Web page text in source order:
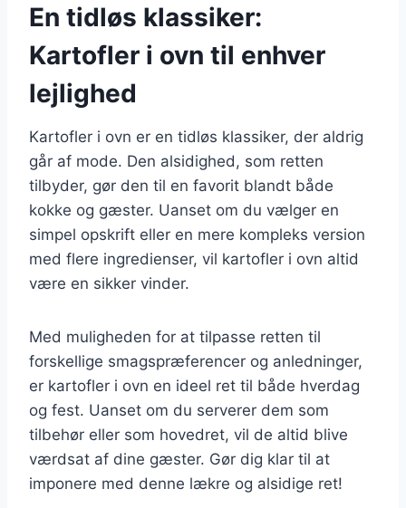
En tidløs klassiker:
Kartofler i ovn til enhver
lejlighed
Kartofler i ovn er en tidløs klassiker, der aldrig
går af mode. Den alsidighed, som retten
tilbyder, gør den til en favorit blandt både
kokke og gæster. Uanset om du vælger en
simpel opskrift eller en mere kompleks version
med flere ingredienser, vil kartofler i ovn altid
være en sikker vinder.
Med muligheden for at tilpasse retten til
forskellige smagspræferencer og anledninger,
er kartofler i ovn en ideel ret til både hverdag
og fest. Uanset om du serverer dem som
tilbehør eller som hovedret, vil de altid blive
værdsat af dine gæster. Gør dig klar til at
imponere med denne lækre og alsidige ret!